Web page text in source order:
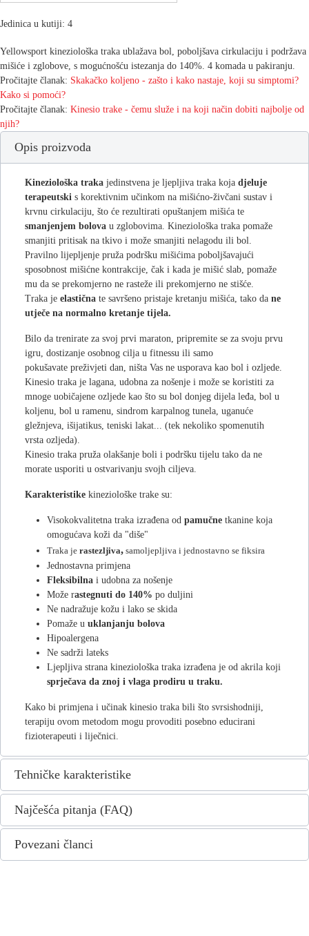
Jedinica u kutiji: 4
Yellowsport kineziološka traka ublažava bol, poboljšava cirkulaciju i podržava
mišiće i zglobove, s mogućnošću istezanja do 140%. 4 komada u pakiranju.
Pročitajte članak: Skakačko koljeno - zašto i kako nastaje, koji su simptomi?
Kako si pomoći?
Pročitajte članak: Kinesio trake - čemu služe i na koji način dobiti najbolje od
njih?
Opis proizvoda
Kineziološka traka jedinstvena je ljepljiva traka koja djeluje
terapeutski s korektivnim učinkom na mišićno-živčani sustav i
krvnu cirkulaciju, što će rezultirati opuštanjem mišića te
smanjenjem bolova u zglobovima. Kineziološka traka pomaže
smanjiti pritisak na tkivo i može smanjiti nelagodu ili bol.
Pravilno lijepljenje pruža podršku mišićima poboljšavajući
sposobnost mišićne kontrakcije, čak i kada je mišić slab, pomaže
mu da se prekomjerno ne rasteže ili prekomjerno ne stišće.
Traka je elastična te savršeno pristaje kretanju mišića, tako da ne
utječe na normalno kretanje tijela.
Bilo da trenirate za svoj prvi maraton, pripremite se za svoju prvu
igru, dostizanje osobnog cilja u fitnessu ili samo
pokušavate preživjeti dan, ništa Vas ne usporava kao bol i ozljede.
Kinesio traka je lagana, udobna za nošenje i može se koristiti za
mnoge uobičajene ozljede kao što su bol donjeg dijela leđa, bol u
koljenu, bol u ramenu, sindrom karpalnog tunela, uganuće
gležnjeva, išijatikus, teniski lakat... (tek nekoliko spomenutih
vrsta ozljeda).
Kinesio traka pruža olakšanje boli i podršku tijelu tako da ne
morate usporiti u ostvarivanju svojh ciljeva.
Karakteristike kineziološke trake su:
Visokokvalitetna traka izrađena od pamučne tkanine koja
omogućava koži da "diše"
Traka je rastezljiva, samoljepljiva i jednostavno se fiksira
Jednostavna primjena
Fleksibilna i udobna za nošenje
Može rastegnuti do 140% po duljini
Ne nadražuje kožu i lako se skida
Pomaže u uklanjanju bolova
Hipoalergena
Ne sadrži lateks
Ljepljiva strana kineziološka traka izrađena je od akrila koji
sprječava da znoj i vlaga prodiru u traku.
Kako bi primjena i učinak kinesio traka bili što svrsishodniji,
terapiju ovom metodom mogu provoditi posebno educirani
fizioterapeuti i liječnici.
Tehničke karakteristike
Najčešća pitanja (FAQ)
Povezani članci